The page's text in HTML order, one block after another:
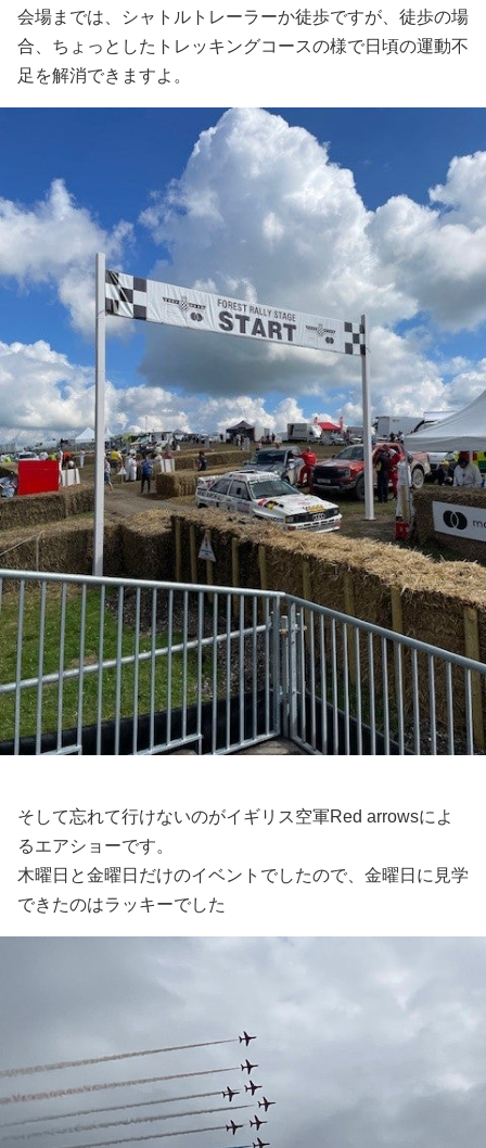
会場までは、シャトルトレーラーか徒歩ですが、徒歩の場
合、ちょっとしたトレッキングコースの様で日頃の運動不
足を解消できますよ。
そして忘れて行けないのがイギリス空軍Red arrowsによ
るエアショーです。
木曜日と金曜日だけのイベントでしたので、金曜日に見学
できたのはラッキーでした